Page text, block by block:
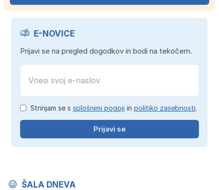
E-NOVICE
Prijavi se na pregled dogodkov in bodi na tekočem.
Strinjam se s splošnimi pogoji in politiko zasebnosti.
Prijavi se
ŠALA DNEVA